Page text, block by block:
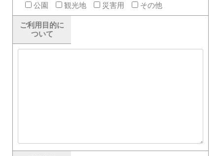
公園 観光地 災害用 その他
ご利用目的に
ついて